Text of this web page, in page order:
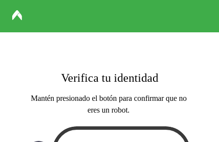
Verifica tu identidad
Mantén presionado el botón para confirmar que no
eres un robot.